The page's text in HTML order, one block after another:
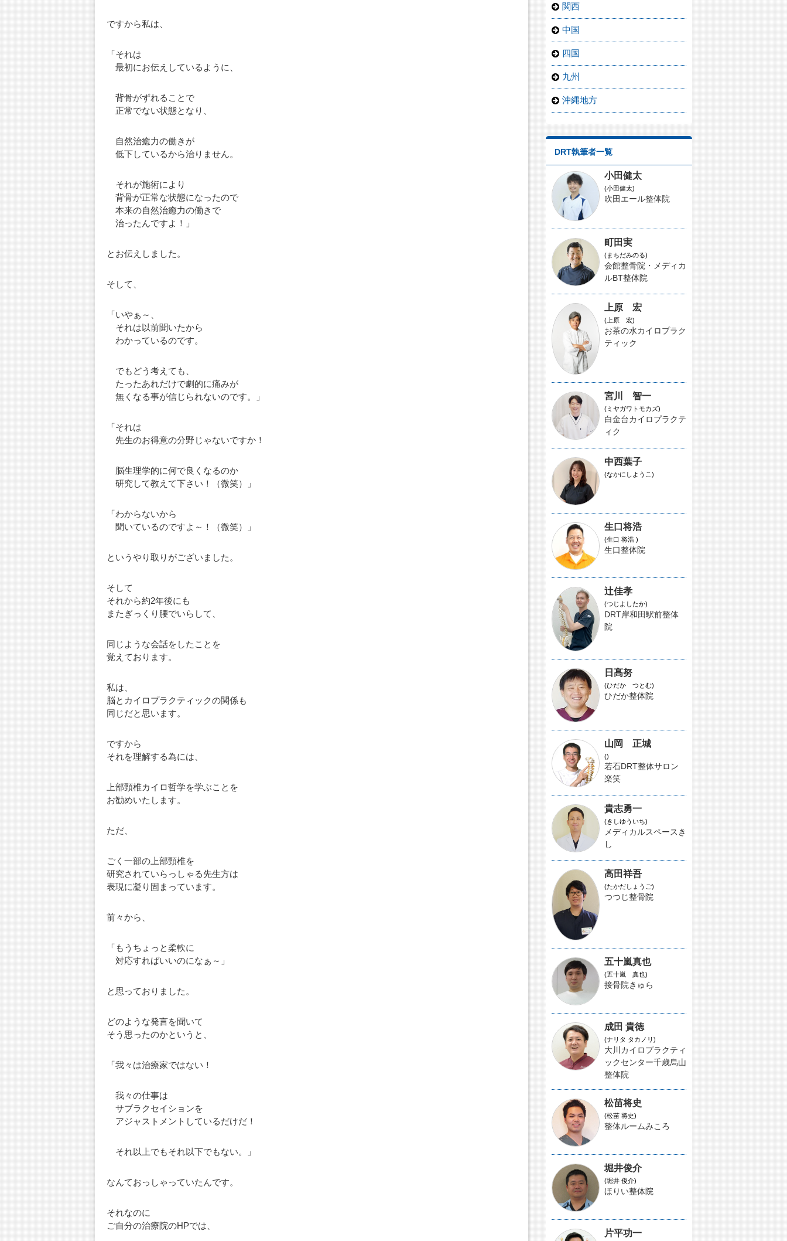
ですから私は、
「それは
最初にお伝えしているように、
背骨がずれることで
正常でない状態となり、
自然治癒力の働きが
低下しているから治りません。
それが施術により
背骨が正常な状態になったので
本来の自然治癒力の働きで
治ったんですよ！」
とお伝えしました。
そして、
「いやぁ～、
それは以前聞いたから
わかっているのです。
でもどう考えても、
たったあれだけで劇的に痛みが
無くなる事が信じられないのです。」
「それは
先生のお得意の分野じゃないですか！
脳生理学的に何で良くなるのか
研究して教えて下さい！（微笑）」
「わからないから
聞いているのですよ～！（微笑）」
というやり取りがございました。
そして
それから約2年後にも
またぎっくり腰でいらして、
同じような会話をしたことを
覚えております。
私は、
脳とカイロプラクティックの関係も
同じだと思います。
ですから
それを理解する為には、
上部頸椎カイロ哲学を学ぶことを
お勧めいたします。
ただ、
ごく一部の上部頸椎を
研究されていらっしゃる先生方は
表現に凝り固まっています。
前々から、
「もうちょっと柔軟に
対応すればいいのになぁ～」
と思っておりました。
どのような発言を聞いて
そう思ったのかというと、
「我々は治療家ではない！
我々の仕事は
サブラクセイションを
アジャストメントしているだけだ！
それ以上でもそれ以下でもない。」
なんておっしゃっていたんです。
それなのに
ご自分の治療院のHPでは、
関西
中国
四国
九州
沖縄地方
DRT執筆者一覧
小田健太
(小田健太)
吹田エール整体院
町田実
(まちだみのる)
会館整骨院・メディカ
ルBT整体院
上原 宏
(上原 宏)
お茶の水カイロプラク
ティック
宮川 智一
(ミヤガワトモカズ)
白金台カイロプラクテ
ィク
中西葉子
(なかにしようこ)
生口将浩
(生口 将浩 )
生口整体院
辻佳孝
(つじよしたか)
DRT岸和田駅前整体
院
日髙努
(ひだか つとむ)
ひだか整体院
山岡 正城
()
若石DRT整体サロン
楽笑
貴志勇一
(きしゆういち)
メディカルスペースき
し
高田祥吾
(たかだしょうご)
つつじ整骨院
五十嵐真也
(五十嵐 真也)
接骨院きゅら
成田 貴徳
(ナリタ タカノリ)
大川カイロプラクティ
ックセンター千歳烏山
整体院
松苗将史
(松苗 将史)
整体ルームみころ
堀井俊介
(堀井 俊介)
ほりい整体院
片平功一